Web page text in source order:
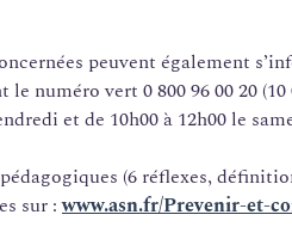
peuvent également
numéro vert 0 800 96 00 20 (10
et de 10h00 à 12h00 le
(6 réflexes,
sur :www.asn.fr/Prevenir-et-